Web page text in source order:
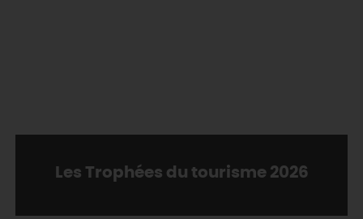
Les Trophées du tourisme 2026